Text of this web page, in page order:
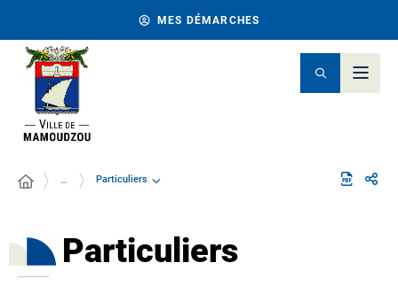
MES DÉMARCHES
… Particuliers
Particuliers